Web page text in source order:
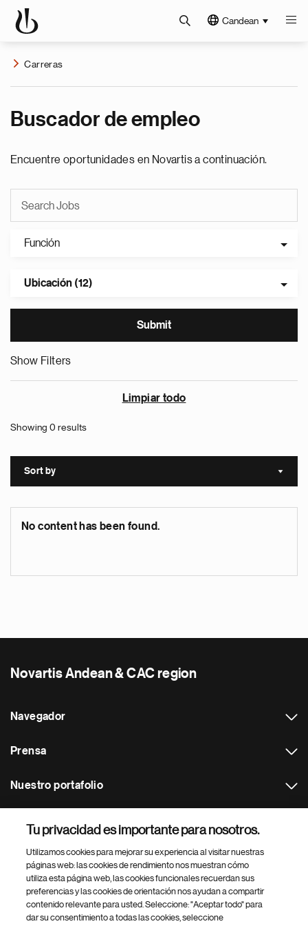
Candean
Carreras
Buscador de empleo
Encuentre oportunidades en Novartis a continuación.
Función
Ubicación (12)
Show Filters
Limpiar todo
Showing 0 results
Sort by Sort
No content has been found.
Novartis Andean & CAC region
Navegador
Prensa
Nuestro portafolio
Footer Site Search
Tu privacidad es importante para nosotros.
Utilizamos cookies para mejorar su experiencia al visitar nuestras
páginas web: las cookies de rendimiento nos muestran cómo
utiliza esta página web, las cookies funcionales recuerdan sus
preferencias y las cookies de orientación nos ayudan a compartir
contenido relevante para usted. Seleccione: "Aceptar todo" para
dar su consentimiento a todas las cookies, seleccione